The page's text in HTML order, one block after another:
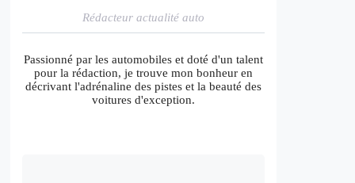
Rédacteur actualité auto
Passionné par les automobiles et doté d'un talent
pour la rédaction, je trouve mon bonheur en
décrivant l'adrénaline des pistes et la beauté des
voitures d'exception.